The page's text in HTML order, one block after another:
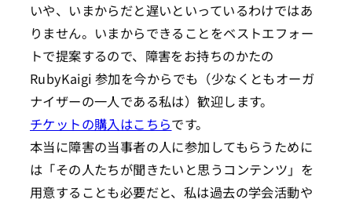
いや、いまからだと遅いといっているわけではあ
りません。いまからできることをベストエフォー
トで提案するので、障害をお持ちのかたの
RubyKaigi 参加を今からでも（少なくともオーガ
ナイザーの一人である私は）歓迎します。
チケットの購入はこちらです。
本当に障害の当事者の人に参加してもらうために
は「その人たちが聞きたいと思うコンテンツ」を
用意することも必要だと、私は過去の学会活動や